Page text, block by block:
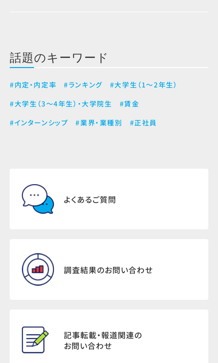
話題のキーワード
#内定・内定率 #ランキング
#大学生（1～2年生）
#大学生（3～4年生）・大学院生
#賃金
#インターンシップ
#業界・業種別 #正社員
よくあるご質問
調査結果のお問い合わせ
記事転載・報道関連の
お問い合わせ